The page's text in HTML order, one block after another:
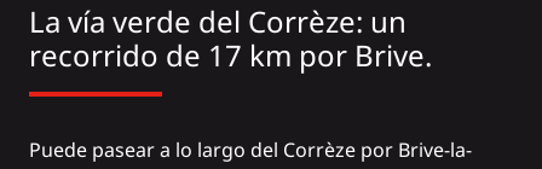
La vía verde del Corrèze: un
recorrido de 17 km por Brive.
Puede pasear a lo largo del Corrèze por Brive-la-